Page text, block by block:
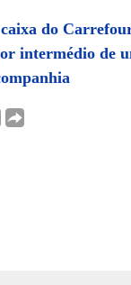
do
intermédio de